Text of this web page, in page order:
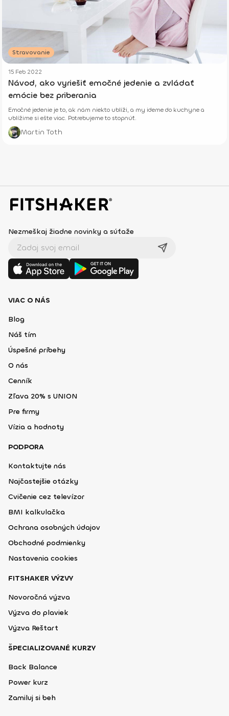
Stravovanie
15 Feb 2022
Návod, ako vyriešiť emočné jedenie a zvládať
emócie bez priberania
Emočné jedenie je to, ak nám niekto ublíži, a my ideme do kuchyne a
ublížime si ešte viac. Potrebujeme to stopnúť.
Martin Toth
Nezmeškaj žiadne novinky a súťaže
VIAC O NÁS
Blog
Náš tím
Úspešné príbehy
O nás
Cenník
Zľava 20% s UNION
Pre firmy
Vízia a hodnoty
PODPORA
Kontaktujte nás
Najčastejšie otázky
Cvičenie cez televízor
BMI kalkulačka
Ochrana osobných údajov
Obchodné podmienky
Nastavenia cookies
FITSHAKER VÝZVY
Novoročná výzva
Výzva do plaviek
Výzva Reštart
ŠPECIALIZOVANÉ KURZY
Back Balance
Power kurz
Zamiluj si beh